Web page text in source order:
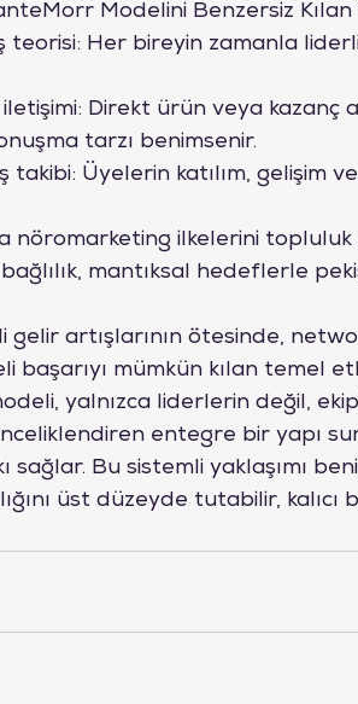
Modelini Benzersiz Kılan
teorisi: Her bireyin zamanla
Direkt ürün veya kazanç
tarzı benimsenir.
takibi: Üyelerin katılım, gelişim
nöromarketing ilkelerini
mantıksal hedeflerle
gelir artışlarının ötesinde,
başarıyı mümkün kılan temel
yalnızca liderlerin değil,
önceliklendiren entegre bir yapı
sağlar. Bu sistemli yaklaşımı
üst düzeyde tutabilir, kalıcı